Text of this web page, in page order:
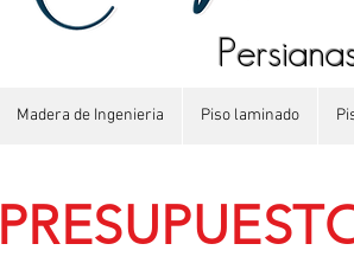
Madera de Ingenieria Piso laminado